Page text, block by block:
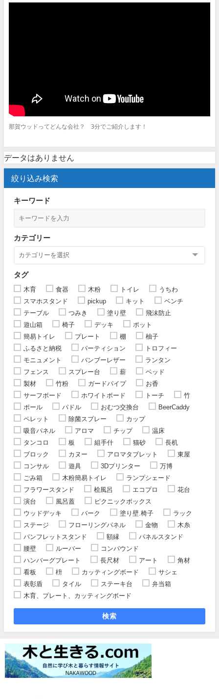
那賀ウッドってどんな会社？ 3分でご紹介します！
データはありません
絞り込み検索
キーワード
カテゴリー
タグ
木育 食器 木粉 トイレ
うちわ
スマホスタンド
pickup キット
ベンチ
テーブル
つみき 塗り壁
飛沫防止
遊山箱
椅子 デッキ
ポット
簡易トイレ
プレート 棚
柚子
ふるさと納税
パーティション
トロフィー
モニュメント
バンブーレザー
ランタン
フェンス
スプレー台 薪
ベッド
製材
竹粉 ガードパイプ
お香
サーフボード
ホワイトボード トーチ
竹
ポール
パドル おむつ交換台
BeerCaddy
ペレット
除菌スプレー
カップ
吸音パネル
アロマ チップ
温床
タンコロ
板 組手什 猫砂
長机
ブロック
カヌー アロマタブレット
東屋
コンサル
遊具 3Dプリンター
万博
ごみ箱
木粉簡易トイレ
ランプシェード
フラワースタンド
桧風呂 エコプロ
花台
演台
風呂蓋
ピクニックボックス
ウッドデッキ
バーク 塗り壁.椅子
ラック
ステージ
フローリングパネル 金物
木糸
パンフレットスタンド
額縁
パネルスタンド
腰壁
ルーバー
コンパウンド
ハンバーグプレート
長尺材 アート
角材
看板
枡 カッティングボード
サシェ
表彰盾
タイル ステーキ台
弁当箱
木育、プレート、カッティングボード
検索